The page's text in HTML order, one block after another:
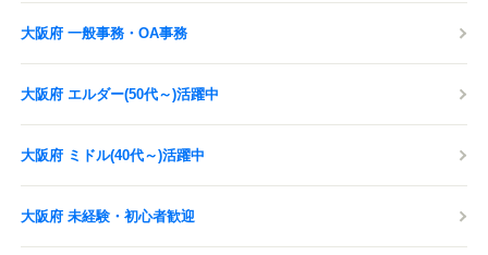
大阪府 一般事務・OA事務
大阪府 エルダー(50代～)活躍中
大阪府 ミドル(40代～)活躍中
大阪府 未経験・初心者歓迎